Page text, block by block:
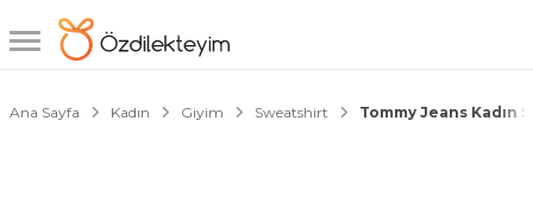
Ana Sayfa Kadın Giyim Sweatshirt Tommy Jeans Kadın
1/4